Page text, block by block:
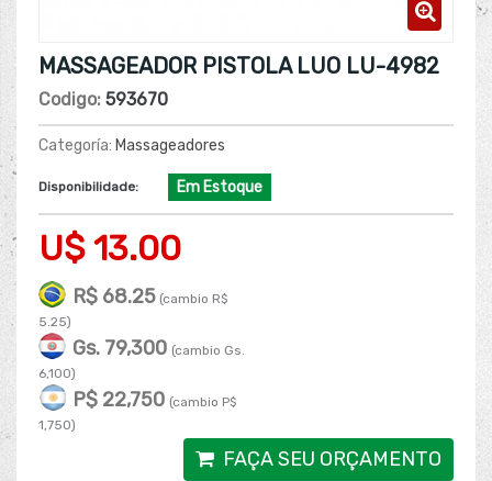
MASSAGEADOR PISTOLA LUO LU-4982
Codigo: 593670
Categoría: Massageadores
Disponibilidade: Em Estoque
U$ 13.00
R$ 68.25 (cambio R$
5.25)
Gs. 79,300 (cambio Gs.
6,100)
P$ 22,750 (cambio P$
1,750)
FAÇA SEU ORÇAMENTO